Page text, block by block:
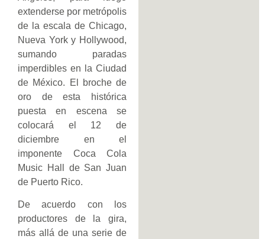
extenderse por metrópolis
de la escala de Chicago,
Nueva York y Hollywood,
sumando paradas
imperdibles en la Ciudad
de México. El broche de
oro de esta histórica
puesta en escena se
colocará el 12 de
diciembre en el
imponente Coca Cola
Music Hall de San Juan
de Puerto Rico.
De acuerdo con los
productores de la gira,
más allá de una serie de